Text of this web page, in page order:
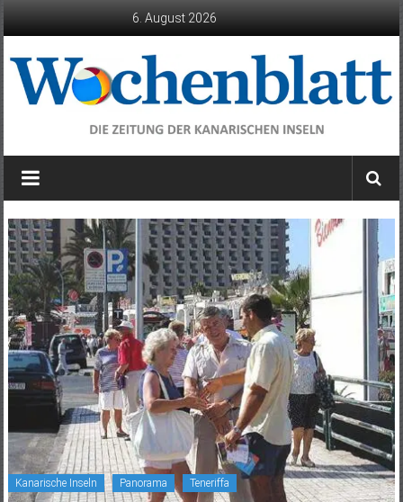
6. August 2026
Wochenblatt
die
der
Kanarischen
Inseln
Kanarische Inseln Panorama Teneriffa